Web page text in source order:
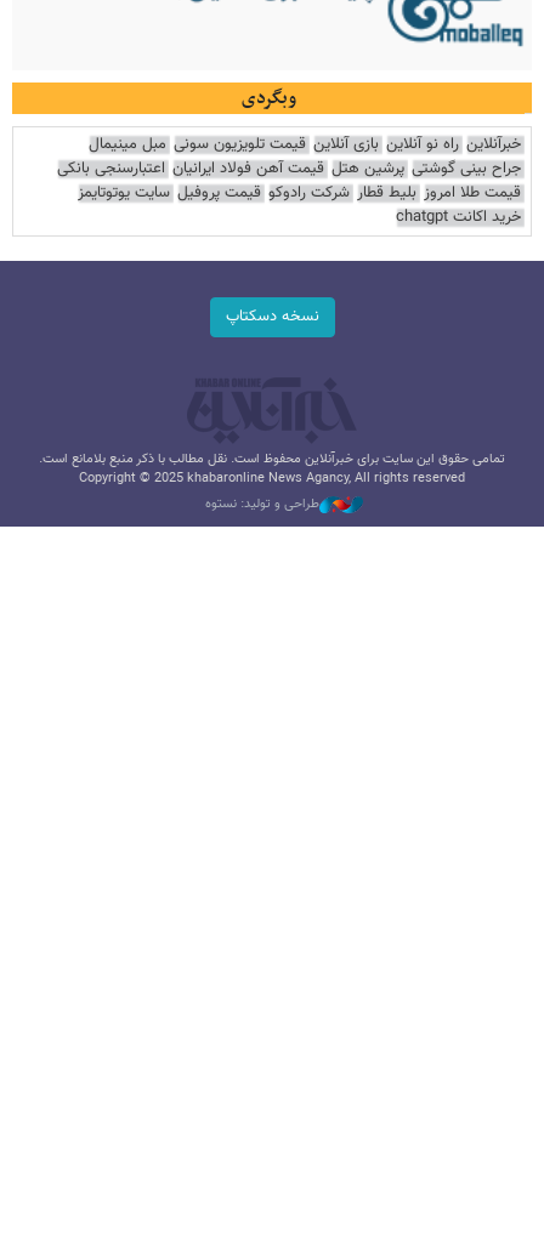
وبگردی
خبرآنلاین راه نو آنلاین بازی آنلاین قیمت تلویزیون سونی مبل مینیمال
جراح بینی گوشتی پرشین هتل قیمت آهن فولاد ایرانیان اعتبارسنجی بانکی
قیمت طلا امروز بلیط قطار شرکت رادوکو قیمت پروفیل سایت یوتوتایمز
خرید اکانت chatgpt
نسخه دسکتاپ
تمامی حقوق این سایت برای خبرآنلاین محفوظ است. نقل مطالب با ذکر منبع بلامانع است.
Copyright © 2025 khabaronline News Agancy, All rights reserved
طراحی و تولید: نستوه